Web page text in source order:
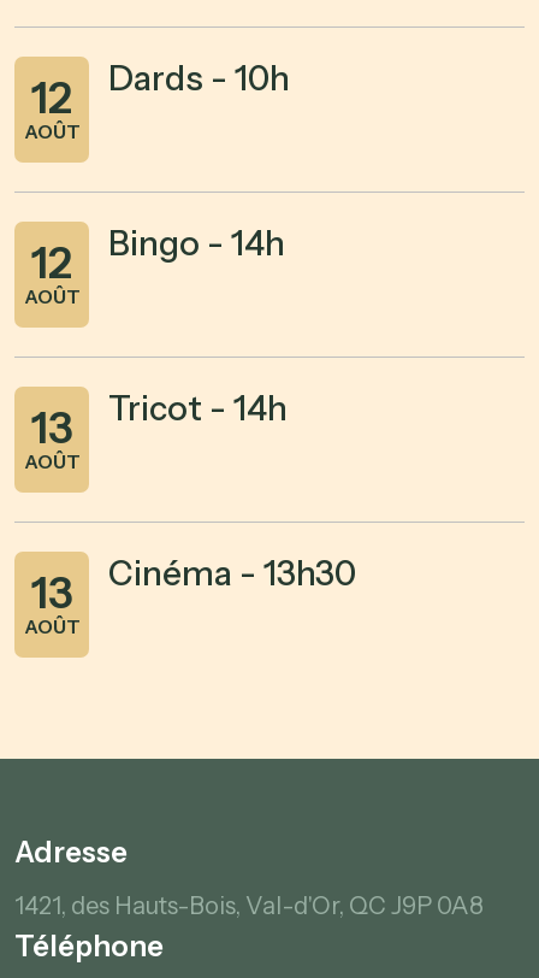
12
AOÛT
Dards - 10h
12
AOÛT
Bingo - 14h
13
AOÛT
Tricot - 14h
13
AOÛT
Cinéma - 13h30
Adresse
1421, des Hauts-Bois, Val-d'Or, QC J9P 0A8
Téléphone